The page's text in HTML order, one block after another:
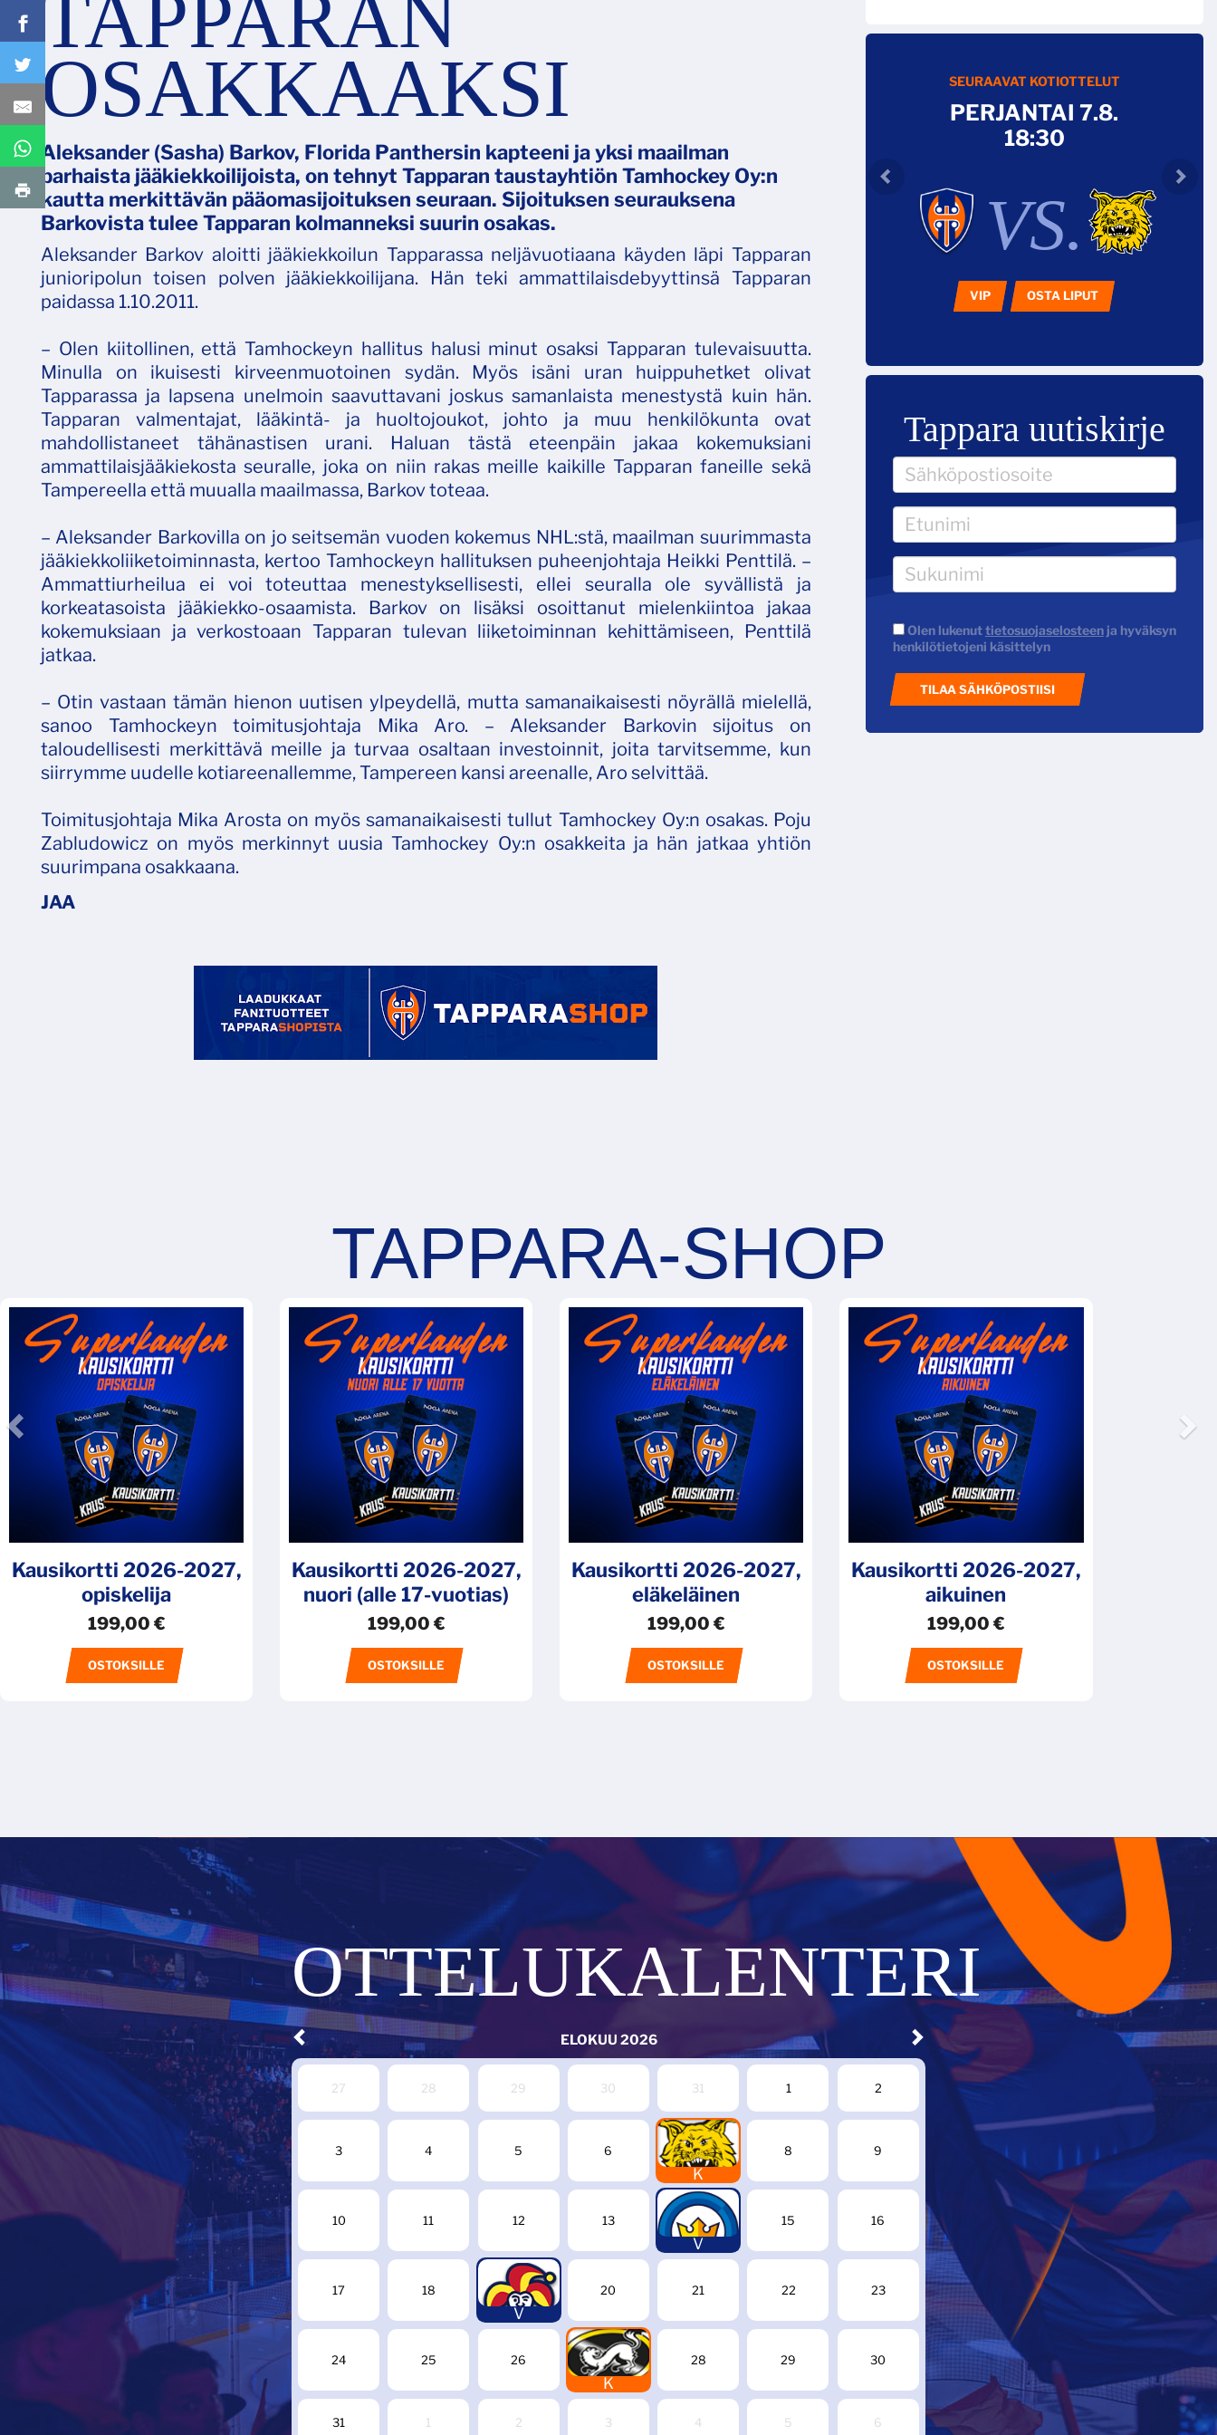
TAPPARAN
OSAKKAAKSI
Aleksander (Sasha) Barkov, Florida Panthersin kapteeni ja yksi maailman
parhaista jääkiekkoilijoista, on tehnyt Tapparan taustayhtiön Tamhockey Oy:n
kautta merkittävän pääomasijoituksen seuraan. Sijoituksen seurauksena
Barkovista tulee Tapparan kolmanneksi suurin osakas.
Aleksander Barkov aloitti jääkiekkoilun Tapparassa neljävuotiaana käyden läpi Tapparan
junioripolun toisen polven jääkiekkoilijana. Hän teki ammattilaisdebyyttinsä Tapparan
paidassa 1.10.2011.
– Olen kiitollinen, että Tamhockeyn hallitus halusi minut osaksi Tapparan tulevaisuutta.
Minulla on ikuisesti kirveenmuotoinen sydän. Myös isäni uran huippuhetket olivat
Tapparassa ja lapsena unelmoin saavuttavani joskus samanlaista menestystä kuin hän.
Tapparan valmentajat, lääkintä- ja huoltojoukot, johto ja muu henkilökunta ovat
mahdollistaneet tähänastisen urani. Haluan tästä eteenpäin jakaa kokemuksiani
ammattilaisjääkiekosta seuralle, joka on niin rakas meille kaikille Tapparan faneille sekä
Tampereella että muualla maailmassa, Barkov toteaa.
– Aleksander Barkovilla on jo seitsemän vuoden kokemus NHL:stä, maailman suurimmasta
jääkiekkoliiketoiminnasta, kertoo Tamhockeyn hallituksen puheenjohtaja Heikki Penttilä. –
Ammattiurheilua ei voi toteuttaa menestyksellisesti, ellei seuralla ole syvällistä ja
korkeatasoista jääkiekko-osaamista. Barkov on lisäksi osoittanut mielenkiintoa jakaa
kokemuksiaan ja verkostoaan Tapparan tulevan liiketoiminnan kehittämiseen, Penttilä
jatkaa.
– Otin vastaan tämän hienon uutisen ylpeydellä, mutta samanaikaisesti nöyrällä mielellä,
sanoo Tamhockeyn toimitusjohtaja Mika Aro. – Aleksander Barkovin sijoitus on
taloudellisesti merkittävä meille ja turvaa osaltaan investoinnit, joita tarvitsemme, kun
siirrymme uudelle kotiareenallemme, Tampereen kansi areenalle, Aro selvittää.
Toimitusjohtaja Mika Arosta on myös samanaikaisesti tullut Tamhockey Oy:n osakas. Poju
Zabludowicz on myös merkinnyt uusia Tamhockey Oy:n osakkeita ja hän jatkaa yhtiön
suurimpana osakkaana.
SEURAAVAT KOTIOTTELUT
PERJANTAI 7.8.
18:30
VS.
VIP OSTA LIPUT
Tappara uutiskirje
Olen lukenuttietosuojaselosteenja hyväksyn
henkilötietojeni käsittelyn
TILAA SÄHKÖPOSTIISI
Kausikortti 2026-2027,
opiskelija
199,00 €
OSTOKSILLE
Kausikortti 2026-2027,
nuori (alle 17-vuotias)
199,00 €
OSTOKSILLE
Kausikortti 2026-2027,
eläkeläinen
199,00 €
OSTOKSILLE
Kausikortti 2026-2027,
aikuinen
199,00 €
OSTOKSILLE
OTTELUKALENTERI
ELOKUU 2026
27 28 29 30 31 1 2
3 4 5 6 7
K
8 9
10 11 12 13
V
15 16
17 18 19
V
20 21 22 23
24 25 26 27
K
28 29 30
31 1 2 3 4 5 6